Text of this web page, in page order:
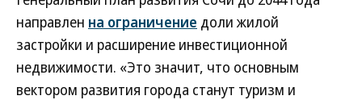
направлен на ограничение доли жилой
застройки и расширение инвестиционной
недвижимости. «Это значит, что основным
вектором развития города станут туризм и